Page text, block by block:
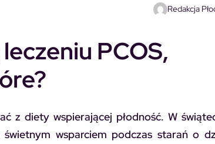
Redakcja
PCOS,
z diety wspierającej płodność. W
wsparciem podczas starań o